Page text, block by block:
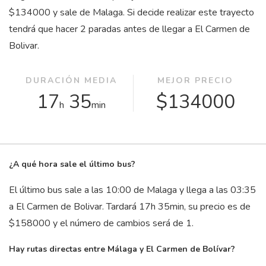
$134000 y sale de Malaga. Si decide realizar este trayecto
tendrá que hacer 2 paradas antes de llegar a El Carmen de
Bolivar.
DURACIÓN MEDIA
17h 35min
MEJOR PRECIO
$134000
¿A qué hora sale el último bus?
El último bus sale a las 10:00 de Malaga y llega a las 03:35
a El Carmen de Bolivar. Tardará 17h 35min, su precio es de
$158000 y el número de cambios será de 1.
Hay rutas directas entre Málaga y El Carmen de Bolívar?